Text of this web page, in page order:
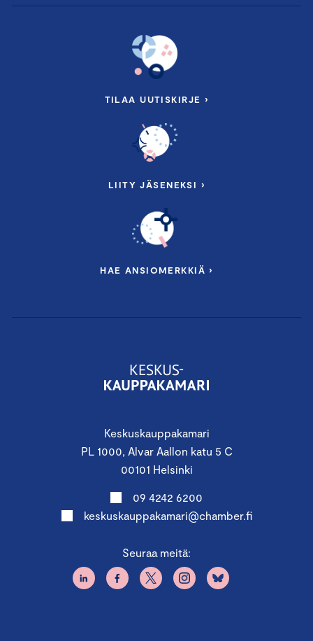
Keskuskauppakamari
PL 1000, Alvar Aallon katu 5 C
00101 Helsinki
09 4242 6200
keskuskauppakamari@chamber.fi
Seuraa meitä:
TILAA UUTISKIRJE ›
LIITY JÄSENEKSI ›
HAE ANSIOMERKKIÄ ›